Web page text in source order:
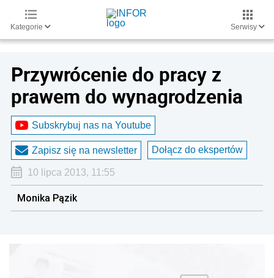
Kategorie Serwisy
Przywrócenie do pracy z
prawem do wynagrodzenia
Subskrybuj nas na Youtube
Zapisz się na newsletter Dołącz do ekspertów
10 lipca 2013, 11:55
Monika Pązik